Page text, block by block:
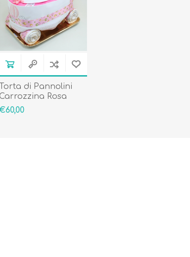
Torta di Pannolini
Rosa